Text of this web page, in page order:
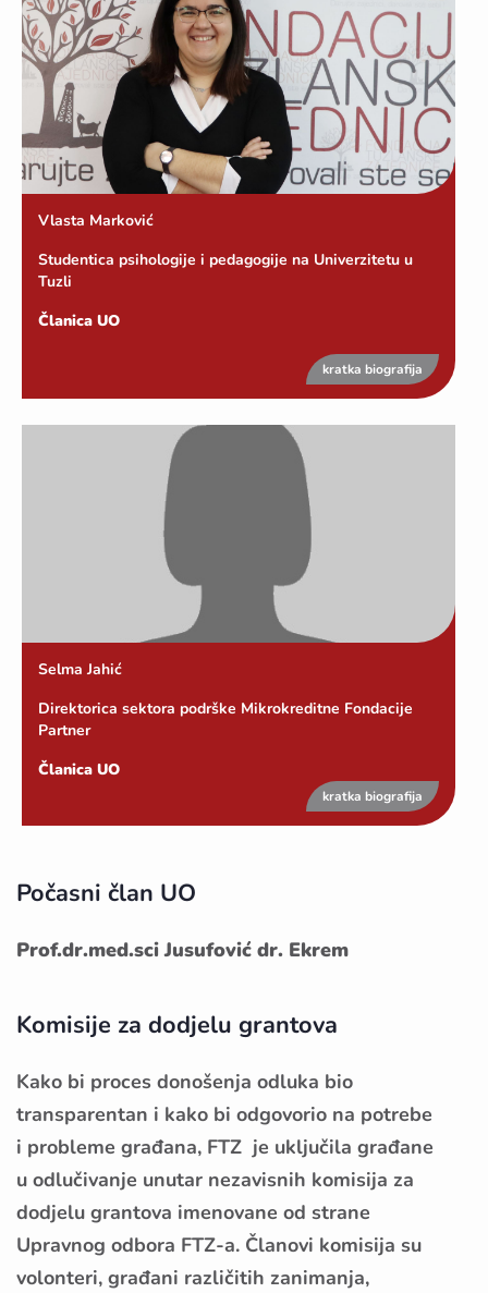
Vlasta Marković
Studentica psihologije i pedagogije na Univerzitetu u
Tuzli
Članica UO
kratka biografija
Selma Jahić
Direktorica sektora podrške Mikrokreditne Fondacije
Partner
Članica UO
kratka biografija
Počasni član UO
Prof.dr.med.sci Jusufović dr. Ekrem
Komisije za dodjelu grantova
Kako bi proces donošenja odluka bio
transparentan i kako bi odgovorio na potrebe
i probleme građana, FTZ je uključila građane
u odlučivanje unutar nezavisnih komisija za
dodjelu grantova imenovane od strane
Upravnog odbora FTZ-a. Članovi komisija su
volonteri, građani različitih zanimanja,